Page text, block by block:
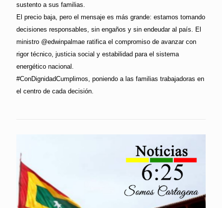
sustento a sus familias.
El precio baja, pero el mensaje es más grande: estamos tomando
decisiones responsables, sin engaños y sin endeudar al país. El
ministro @edwinpalmae ratifica el compromiso de avanzar con
rigor técnico, justicia social y estabilidad para el sistema
energético nacional.
#ConDignidadCumplimos, poniendo a las familias trabajadoras en
el centro de cada decisión.